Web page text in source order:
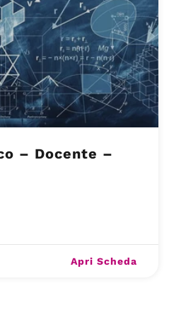
– Docente –
Apri Scheda